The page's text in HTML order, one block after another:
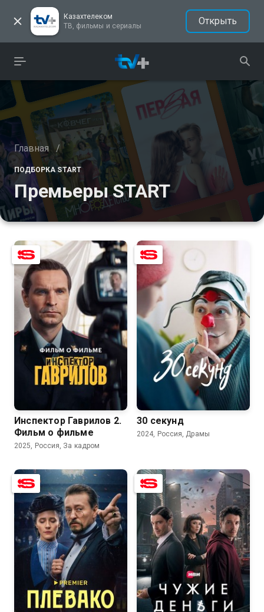
Казахтелеком
ТВ, фильмы и сериалы
Открыть
Главная /
ПОДБОРКА START
Премьеры START
8.3
Инспектор Гаврилов 2.
Фильм о фильме
2025, Россия, За кадром
8.6
30 секунд
2024, Россия, Драмы